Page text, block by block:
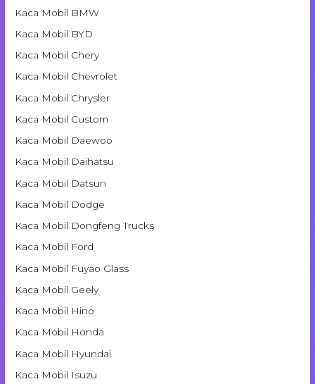
Kaca Mobil BMW
Kaca Mobil BYD
Kaca Mobil Chery
Kaca Mobil Chevrolet
Kaca Mobil Chrysler
Kaca Mobil Custom
Kaca Mobil Daewoo
Kaca Mobil Daihatsu
Kaca Mobil Datsun
Kaca Mobil Dodge
Kaca Mobil Dongfeng Trucks
Kaca Mobil Ford
Kaca Mobil Fuyao Glass
Kaca Mobil Geely
Kaca Mobil Hino
Kaca Mobil Honda
Kaca Mobil Hyundai
Kaca Mobil Isuzu